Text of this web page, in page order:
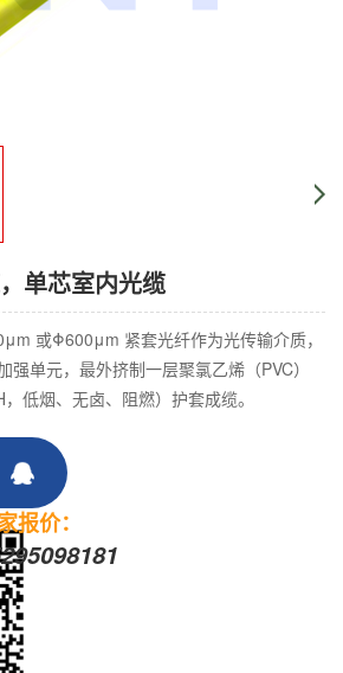
单芯室内光缆
或Φ600μm 紧套光纤作为光传输介质，
强单元，最外挤制一层聚氯乙烯（PVC）
低烟、无卤、阻燃）护套成缆。
报价：